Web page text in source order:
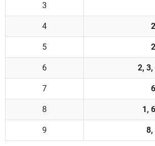
3
4 2
5 2
6 2, 3,
7 6
8 1,
9 8,